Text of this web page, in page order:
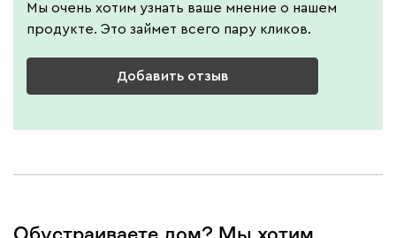
Мы очень хотим узнать ваше мнение о нашем
продукте. Это займет всего пару кликов.
Добавить отзыв
Обустраиваете дом? Мы хотим